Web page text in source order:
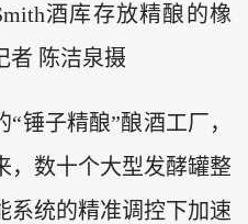
酒库存放精酿的橡
者 陈洁泉摄
锤子精酿”酿酒工厂，
，数十个大型发酵罐整
系统的精准调控下加速